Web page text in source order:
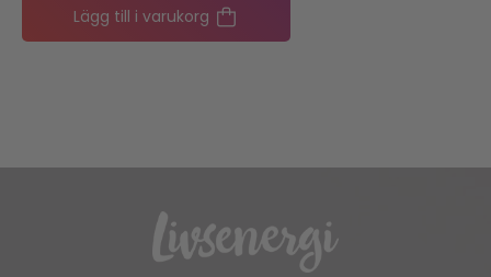
Lägg till i varukorg